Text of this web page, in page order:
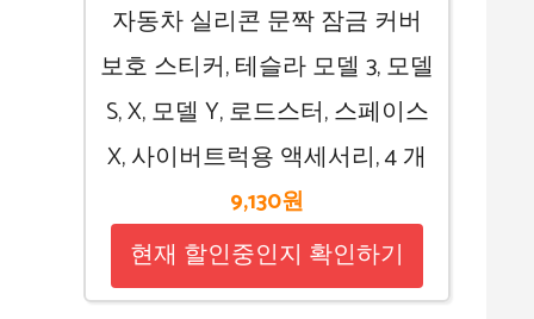
자동차 실리콘 문짝 잠금 커버
보호 스티커, 테슬라 모델 3, 모델
S, X, 모델 Y, 로드스터, 스페이스
X, 사이버트럭용 액세서리, 4 개
9,130원
현재 할인중인지 확인하기